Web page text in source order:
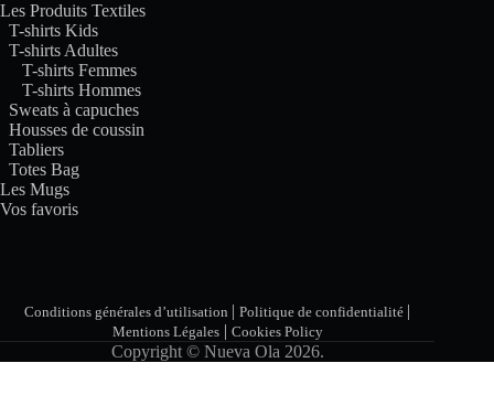
Les Produits Textiles
T-shirts Kids
T-shirts Adultes
T-shirts Femmes
T-shirts Hommes
Sweats à capuches
Housses de coussin
Tabliers
Totes Bag
Les Mugs
Vos favoris
Conditions générales d’utilisation |Politique de confidentialité |
Mentions Légales| Cookies Policy
Copyright © Nueva Ola 2026.